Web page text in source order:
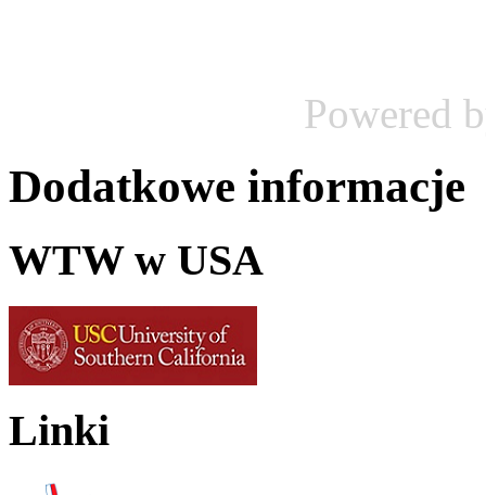
Powered
Dodatkowe informacje
WTW w USA
Linki